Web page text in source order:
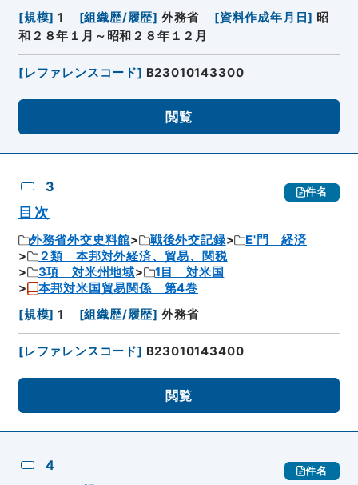
[規模] 1 [組織歴/履歴] 外務省 [資料作成年月日] 昭
和２８年１月～昭和２８年１２月
[レファレンスコード] B23010143300
閲覧
3 件名
目次
外務省外交史料館 戦後外交記録
E'門 経済
２類 本邦対外経済、貿易、関税
3項 対米州地域
1目 対米国
本邦対米国貿易関係 第4巻
[規模] 1 [組織歴/履歴] 外務省
[レファレンスコード] B23010143400
閲覧
4 件名